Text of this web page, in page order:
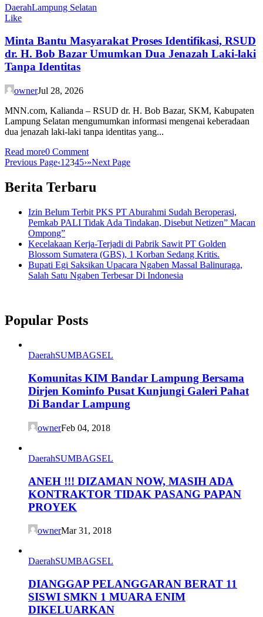
DaerahLampung Selatan
Like
Minta Bantu Masyarakat Proses Identifikasi, RSUD
dr. H. Bob Bazar Umumkan Dua Jenazah Laki-laki
Tanpa Identitas
ownerJul 28, 2026
MNN.com, Kalianda – RSUD dr. H. Bob Bazar, SKM, Kabupaten
Lampung Selatan mengumumkan informasi mengenai keberadaan
dua jenazah laki-laki tanpa identitas yang...
Read more0 Comment
Previous Page‹1 2345›»Next Page
Berita Terbaru
Izin Belum Terbit PKS PT Aburahmi Sudah Beroperasi,
Pemkab PALI Tidak Ada Tindakan, Disebut Netizen” Macan
Ompong”
Kecelakaan Kerja-Terjadi di Pabrik Sawit PT Golden
Blossom Sumatera (GBS), 1 Korban Sedang Kritis.
Bupati Egi Saksikan Upacara Ngaben Massal Balinuraga,
Salah Satu Ngaben Terbesar Di Indonesia
Popular Posts
DaerahSUMBAGSEL
Komunitas KIM Bandar Lampung Bersama
Dirjen Kominfo Pusat Kunjungi Galeri Pahat
Di Bandar Lampung
ownerFeb 04, 2018
DaerahSUMBAGSEL
ANEH !!! DIZAMAN NOW, MASIH ADA
KONTRAKTOR TIDAK PASANG PAPAN
PROYEK
ownerMar 31, 2018
DaerahSUMBAGSEL
DIANGGAP PELANGGARAN BERAT 11
SISWI SMKN 1 MUARA ENIM
DIKELUARKAN